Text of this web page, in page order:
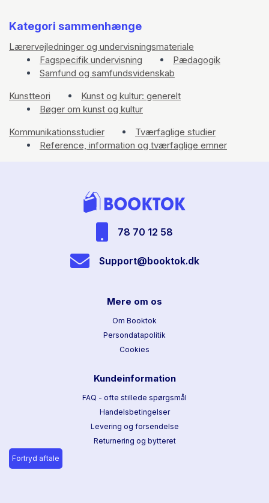
Kategori sammenhænge
Lærervejledninger og undervisningsmateriale
Fagspecifik undervisning
Pædagogik
Samfund og samfundsvidenskab
Kunstteori
Kunst og kultur: generelt
Bøger om kunst og kultur
Kommunikationsstudier
Tværfaglige studier
Reference, information og tværfaglige emner
78 70 12 58
Support@booktok.dk
Mere om os
Om Booktok
Persondatapolitik
Cookies
Kundeinformation
FAQ - ofte stillede spørgsmål
Handelsbetingelser
Levering og forsendelse
Returnering og bytteret
Fortryd aftale